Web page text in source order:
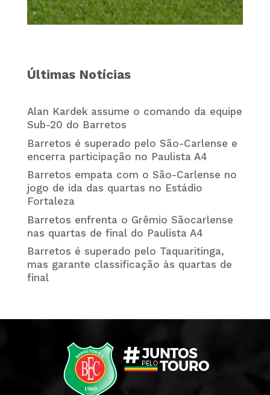
Últimas Notícias
Alan Kardek assume o comando da equipe
Sub-20 do Barretos
Barretos é superado pelo São-Carlense e
encerra participação no Paulista A4
Barretos empata com o São-Carlense no
jogo de ida das quartas no Estádio
Fortaleza
Barretos enfrenta o Grêmio Sãocarlense
nas quartas de final do Paulista A4
Barretos é superado pelo Taquaritinga,
mas garante classificação às quartas de
final